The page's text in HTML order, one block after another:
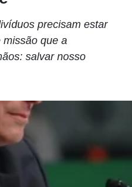
precisam estar
missão que a
salvar nosso